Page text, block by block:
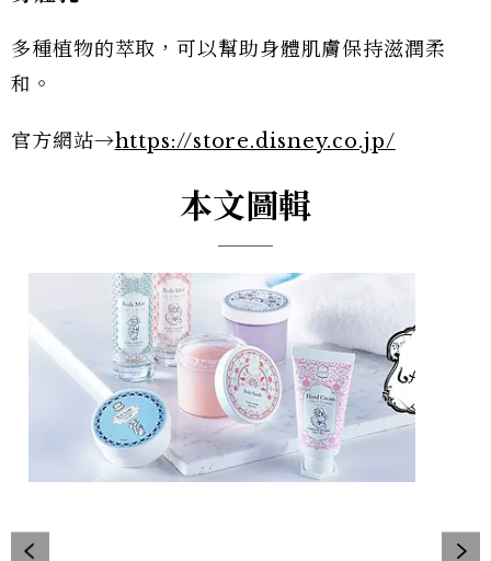
多種植物的萃取，可以幫助身體肌膚保持滋潤柔
和。
官方網站→https://store.disney.co.jp/
本文圖輯